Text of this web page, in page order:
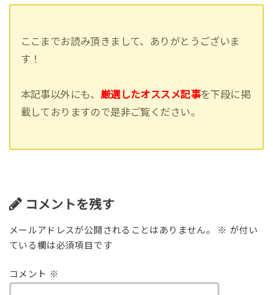
ここまでお読み頂きまして、ありがとうございま
す！
本記事以外にも、 厳選したオススメ記事を下段に掲
載しておりますので是非ご覧ください。
コメントを残す
メールアドレスが公開されることはありません。 ※ が付い
ている欄は必須項目です
コメント ※